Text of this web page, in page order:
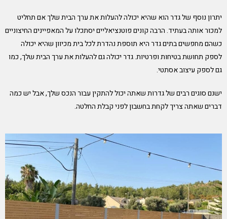
יתרון נוסף של גדר הוא שהיא יכולה להעלות את ערך הבית שלך אם תחליט
למכור אותה בעתיד. הרבה קונים פוטנציאליים יסתכלו על המאפיינים החיצוניים
כשהם מחפשים בתיםגדר היא תוספת נהדרת לכל בית מכיוון שהיא יכולה
לספק תחושת בטיחות ופרטיות. גדר יכולה גם להעלות את ערך הבית שלך, כמו
גם לספק עיצוב אסתטי.
ישנם סוגים רבים של גדרות שאתה יכול להתקין עבור הנכס שלך, אבל יש כמה
דברים שאתה צריך לקחת בחשבון לפני קבלת החלטה.